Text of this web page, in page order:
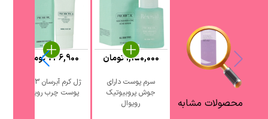
محصولات مشابه
سرم پوست دارای
جوش پروبیوتیک
رویوال
1,150,000تومان
پوست چرب رویوال
736,900تومان